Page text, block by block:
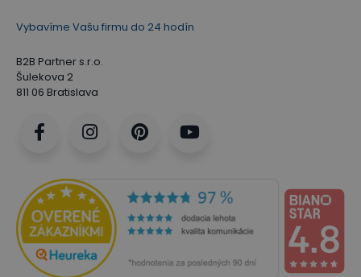
Vybavíme Vašu firmu do 24 hodín
B2B Partner s.r.o.
Šulekova 2
811 06 Bratislava